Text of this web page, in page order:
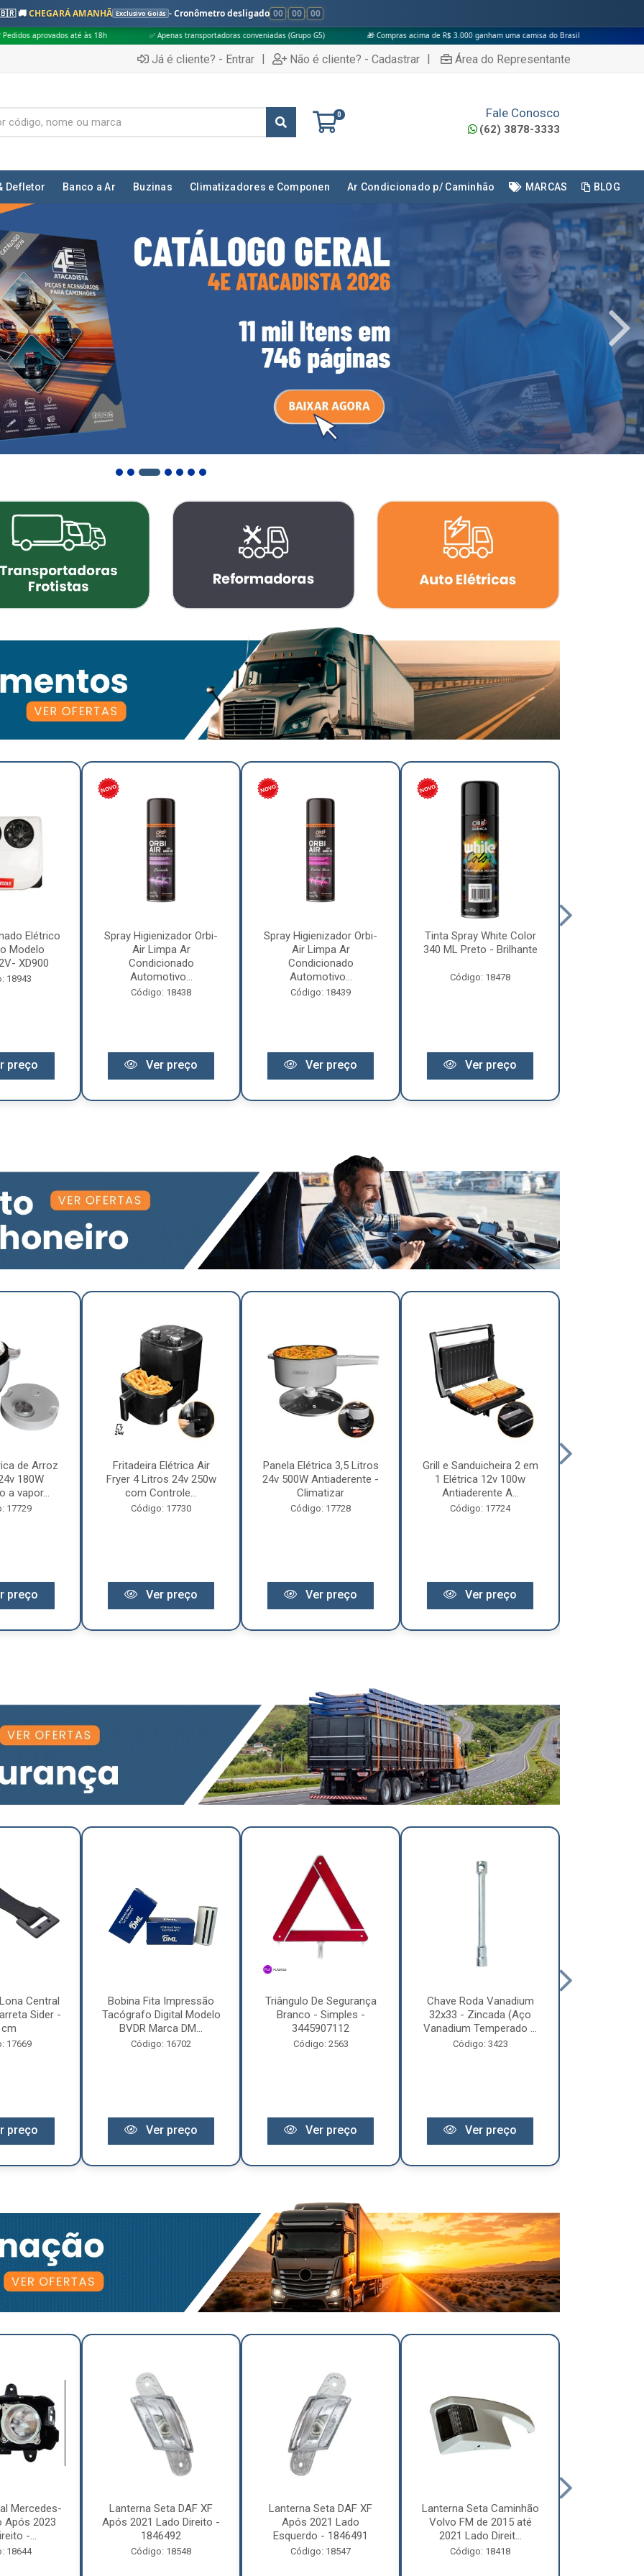
🚚CHEGARÁ AMANHÃ Exclusivo Goiás - Cronômetro desligado 00 : 00 : 00
✅ Apenas transportadoras conveniadas (Grupo G5) 🎁 Compras acima de R$ 3.000 ganham uma camisa do Brasil
Já é cliente? - Entrar | Não é cliente? - Cadastrar | Área do Representante
0 Fale Conosco
(62) 3878-3333
Defletor Banco a Ar Buzinas Climatizadores e Componen Ar Condicionado p/ Caminhão MARCAS BLOG
Elétrico
Modelo
XD900
18943
preço
Spray Higienizador Orbi-
Air Limpa Ar
Condicionado
Automotivo...
Código: 18438
Ver preço
Spray Higienizador Orbi-
Air Limpa Ar
Condicionado
Automotivo...
Código: 18439
Ver preço
Tinta Spray White Color
340 ML Preto - Brilhante
Código: 18478
Ver preço
de Arroz
180W
a vapor...
17729
preço
Fritadeira Elétrica Air
Fryer 4 Litros 24v 250w
com Controle...
Código: 17730
Ver preço
Panela Elétrica 3,5 Litros
24v 500W Antiaderente -
Climatizar
Código: 17728
Ver preço
Grill e Sanduicheira 2 em
1 Elétrica 12v 100w
Antiaderente A...
Código: 17724
Ver preço
Central
Sider -
17669
preço
Bobina Fita Impressão
Tacógrafo Digital Modelo
BVDR Marca DM...
Código: 16702
Ver preço
Triângulo De Segurança
Branco - Simples -
3445907112
Código: 2563
Ver preço
Chave Roda Vanadium
32x33 - Zincada (Aço
Vanadium Temperado ...
Código: 3423
Ver preço
Mercedes-
Após 2023
-...
18644
Lanterna Seta DAF XF
Após 2021 Lado Direito -
1846492
Código: 18548
Lanterna Seta DAF XF
Após 2021 Lado
Esquerdo - 1846491
Código: 18547
Lanterna Seta Caminhão
Volvo FM de 2015 até
2021 Lado Direit...
Código: 18418